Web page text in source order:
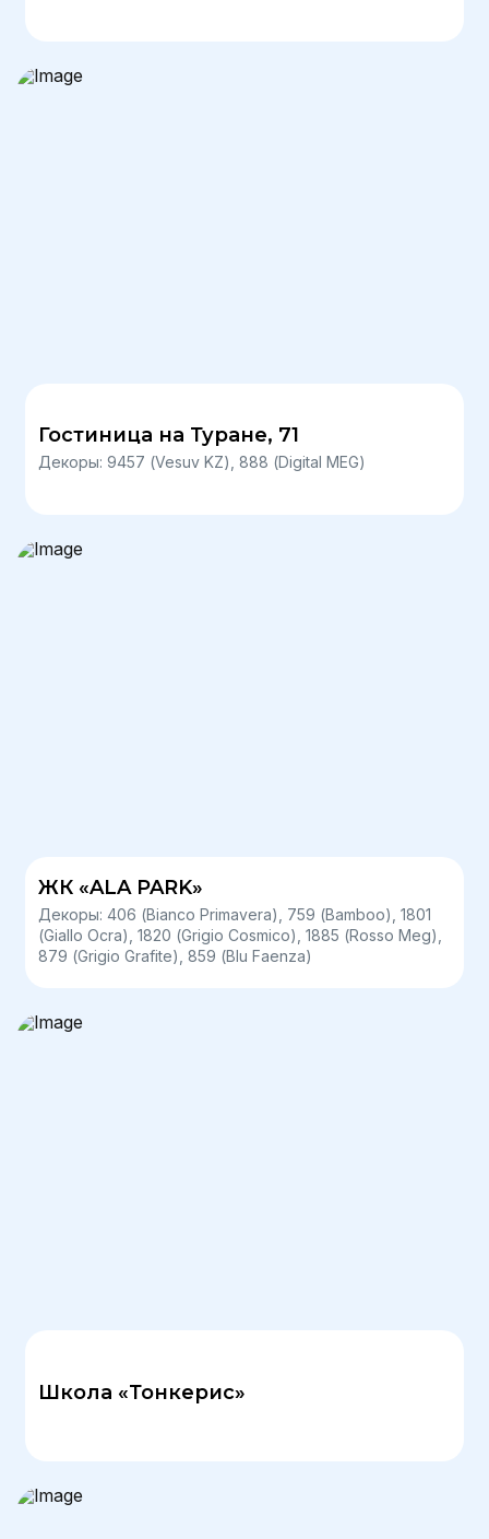
Гостиница на Туране, 71
Декоры: 9457 (Vesuv KZ), 888 (Digital MEG)
ЖК «ALA PARK»
Декоры: 406 (Bianco Primavera), 759 (Bamboo), 1801
(Giallo Ocra), 1820 (Grigio Cosmico), 1885 (Rosso Meg),
879 (Grigio Grafite), 859 (Blu Faenza)
Школа «Тонкерис»